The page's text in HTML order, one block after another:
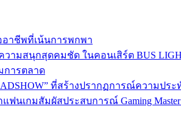
อาชีพที่เน้นการพกพา
ามสนุกสุดคมชัด ในคอนเสิร์ต BUS
การตลาด
ที่สร้างปรากฏการณ์ความป
ฟนเกมสัมผัสประสบการณ์ Gaming